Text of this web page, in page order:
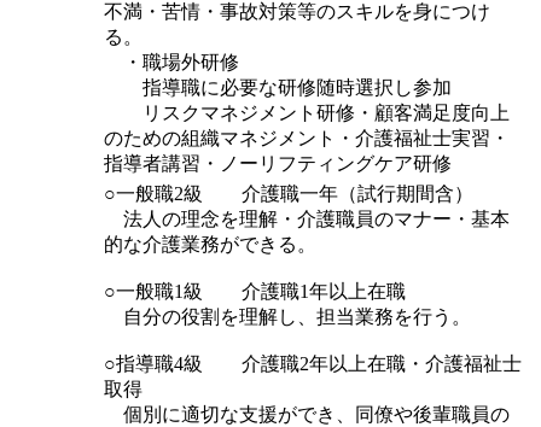
不満・苦情・事故対策等のスキルを身につけ
る。
・職場外研修
指導職に必要な研修随時選択し参加
リスクマネジメント研修・顧客満足度向上
のための組織マネジメント・介護福祉士実習・
指導者講習・ノーリフティングケア研修
○一般職2級 介護職一年（試行期間含）
法人の理念を理解・介護職員のマナー・基本
的な介護業務ができる。
○一般職1級 介護職1年以上在職
自分の役割を理解し、担当業務を行う。
○指導職4級 介護職2年以上在職・介護福祉士
取得
個別に適切な支援ができ、同僚や後輩職員の